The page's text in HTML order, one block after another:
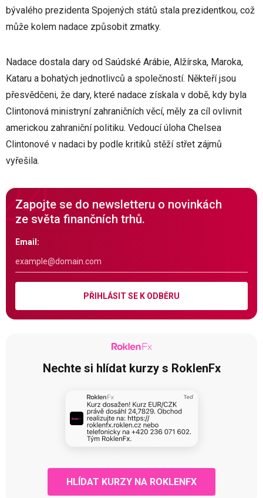
bývalého prezidenta Spojených států stala prezidentkou, což
může kolem nadace způsobit zmatky.
Nadace dostala dary od Saúdské Arábie, Alžírska, Maroka,
Kataru a bohatých jednotlivců a společností. Někteří jsou
přesvědčeni, že dary, které nadace získala v době, kdy byla
Clintonová ministryní zahraničních věcí, měly za cíl ovlivnit
americkou zahraniční politiku. Vedoucí úloha Chelsea
Clintonové v nadaci by podle kritiků stěží střet zájmů
vyřešila.
Zapojte se do newsletteru o novinkách
ze světa finančních trhů.
Email:
PŘIHLÁSIT SE K ODBĚRU
Nechte si hlídat kurzy s RoklenFx
HLÍDAT KURZY NA ROKLENFX